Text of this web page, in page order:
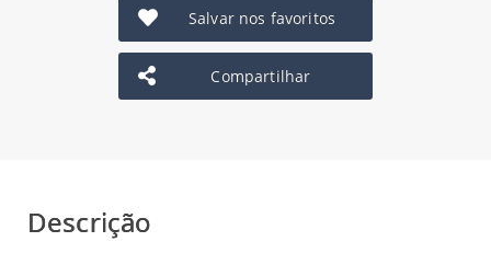
Salvar nos favoritos
Compartilhar
Descrição